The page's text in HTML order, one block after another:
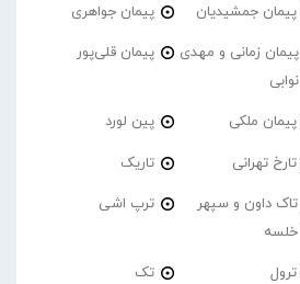
پیمان جمشیدیان پیمان جواهری
پیمان زمانی و مهدی
نوابی
پیمان قلی‌پور
پیمان ملکی پین لورد
تارخ تهرانی تاریک
تاک داون و سپهر
خلسه
ترپ اشی
ترول تک